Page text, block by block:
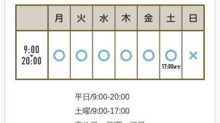
平日/9:00-20:00
土曜/9:00-17:00